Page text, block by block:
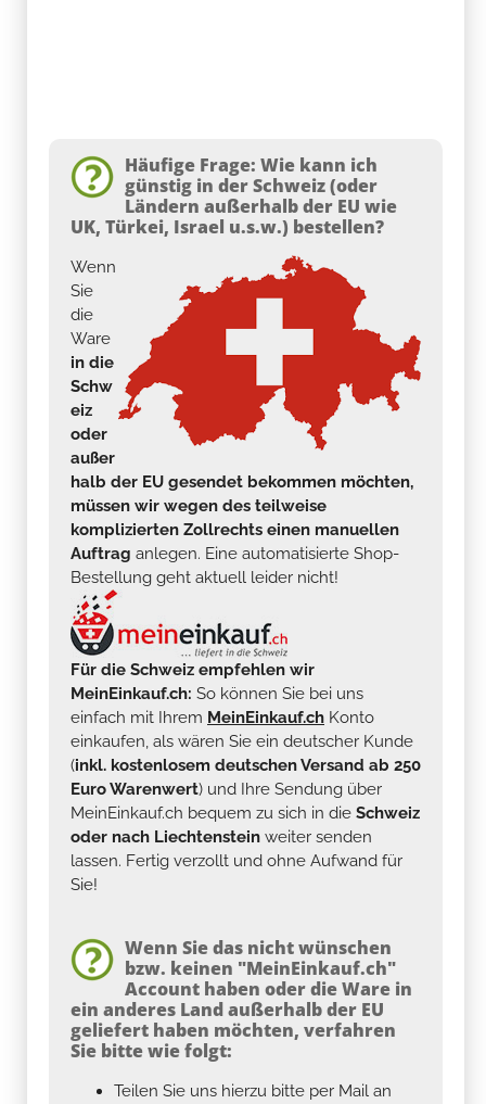
Häufige Frage: Wie kann ich
günstig in der Schweiz (oder
Ländern außerhalb der EU wie
UK, Türkei, Israel u.s.w.) bestellen?
Wenn
Sie
die
Ware
in die
Schw
eiz
oder
außer
halb der EU gesendet bekommen möchten,
müssen wir wegen des teilweise
komplizierten Zollrechts einen manuellen
Auftrag anlegen. Eine automatisierte Shop-
Bestellung geht aktuell leider nicht!
Für die Schweiz empfehlen wir
MeinEinkauf.ch: So können Sie bei uns
einfach mit Ihrem MeinEinkauf.ch Konto
einkaufen, als wären Sie ein deutscher Kunde
(inkl. kostenlosem deutschen Versand ab 250
Euro Warenwert) und Ihre Sendung über
MeinEinkauf.ch bequem zu sich in die Schweiz
oder nach Liechtenstein weiter senden
lassen. Fertig verzollt und ohne Aufwand für
Sie!
Wenn Sie das nicht wünschen
bzw. keinen "MeinEinkauf.ch"
Account haben oder die Ware in
ein anderes Land außerhalb der EU
geliefert haben möchten, verfahren
Sie bitte wie folgt:
Teilen Sie uns hierzu bitte per Mail an